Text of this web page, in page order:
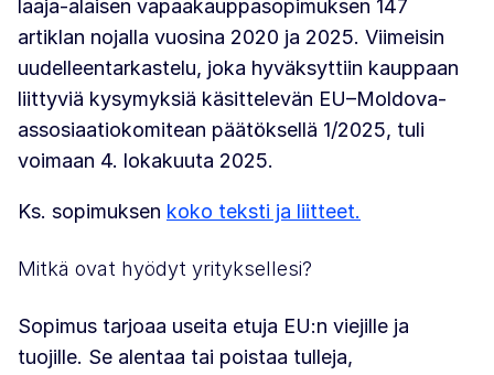
laaja-alaisen vapaakauppasopimuksen 147
artiklan nojalla vuosina 2020 ja 2025. Viimeisin
uudelleentarkastelu, joka hyväksyttiin kauppaan
liittyviä kysymyksiä käsittelevän EU–Moldova-
assosiaatiokomitean päätöksellä 1/2025, tuli
voimaan 4. lokakuuta 2025.
Ks. sopimuksen koko teksti ja liitteet.
Mitkä ovat hyödyt yrityksellesi?
Sopimus tarjoaa useita etuja EU:n viejille ja
tuojille. Se alentaa tai poistaa tulleja,